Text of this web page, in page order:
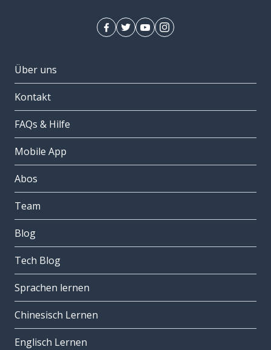
Über uns
Kontakt
FAQs & Hilfe
Mobile App
Abos
Team
Blog
Tech Blog
Sprachen lernen
Chinesisch Lernen
Englisch Lernen